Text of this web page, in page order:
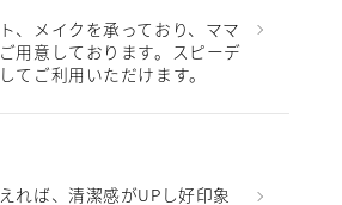
、メイクを承っており、ママ
用意しております。スピーデ
てご利用いただけます。
れば、清潔感がUPし好印象